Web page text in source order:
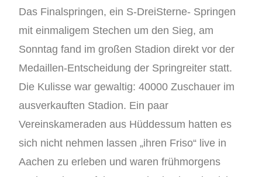
Das Finalspringen, ein S-DreiSterne- Springen
mit einmaligem Stechen um den Sieg, am
Sonntag fand im großen Stadion direkt vor der
Medaillen-Entscheidung der Springreiter statt.
Die Kulisse war gewaltig: 40000 Zuschauer im
ausverkauften Stadion. Ein paar
Vereinskameraden aus Hüddessum hatten es
sich nicht nehmen lassen „ihren Friso“ live in
Aachen zu erleben und waren frühmorgens